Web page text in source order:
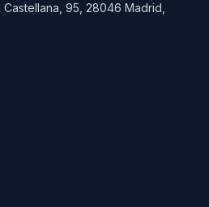
95, 28046 Madrid,